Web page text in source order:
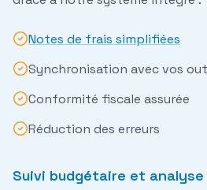
Notes de frais simplifiées
Synchronisation avec vos
Conformité fiscale assurée
Réduction des erreurs
Suivi budgétaire et